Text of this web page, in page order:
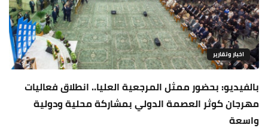
اخبار وتقارير
بالفيديو: بحضور ممثل المرجعية العليا.. انطلاق فعاليات
مهرجان كوثر العصمة الدولي بمشاركة محلية ودولية
واسعة